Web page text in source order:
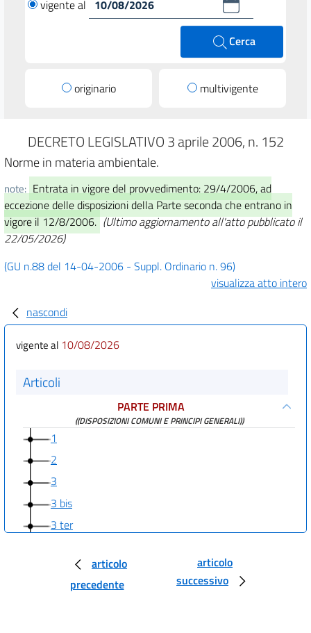
vigente al
Cerca
originario multivigente
DECRETO LEGISLATIVO 3 aprile 2006, n. 152
Norme in materia ambientale.
note: Entrata in vigore del provvedimento: 29/4/2006, ad
eccezione delle disposizioni della Parte seconda che entrano in
vigore il 12/8/2006. (Ultimo aggiornamento all'atto pubblicato il
22/05/2026)
(GU n.88 del 14-04-2006 - Suppl. Ordinario n. 96)
visualizza atto intero
nascondi
vigente al 10/08/2026
Articoli
PARTE PRIMA
((DISPOSIZIONI COMUNI E PRINCIPI GENERALI))
1
2
3
3 bis
3 ter
3 quinquies
3 sexies
articolo
precedente
articolo
successivo